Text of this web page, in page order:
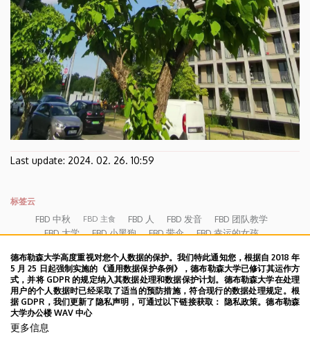
Last update: 2024. 02. 26. 10:59
标签云
FBD 中秋 FBD 主食 FBD 人 FBD 发音
FBD 团队教学
FBD 大学
FBD 小黑狗 FBD 带伞
FBD 幸运的女孩
FBD 第 7 周
FBD 第 8 周 FBD 第一天 HSK协议
PBD 第一周
PBD 第三周
PBD 第二周 PBD 第四周
中匈视频
中国公司来访
中国城 中文 书法 假期 凉亭 分班测试
办公室 劳动节 包饺子 匈牙利语 医院
博览会
卡被吞
德布勒森大学高度重视对您个人数据的保护。我们特此通知您，根据自 2018 年
5 月 25 日起强制实施的《通用数据保护条例》，德布勒森大学已修订其运作方
式，并将 GDPR 的规定纳入其数据处理和数据保护计划。德布勒森大学在处理
用户的个人数据时已经采取了适当的预防措施，符合现行的数据处理规定。根
据 GDPR，我们更新了隐私声明，可通过以下链接获取： 隐私政策。德布勒森
大学办公楼 WAV 中心
更多信息